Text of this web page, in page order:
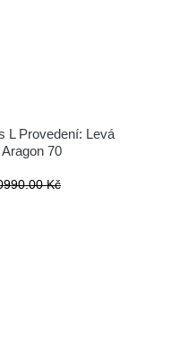
L Provedení: Levá
70
Kč